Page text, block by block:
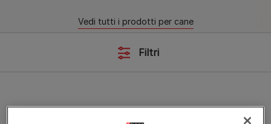
Vedi tutti i prodotti per cane
Filtri